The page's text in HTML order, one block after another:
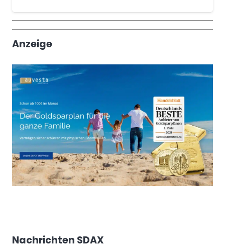
Wochenrückblick
Trendthemen
Anzeige
Nachrichten SDAX